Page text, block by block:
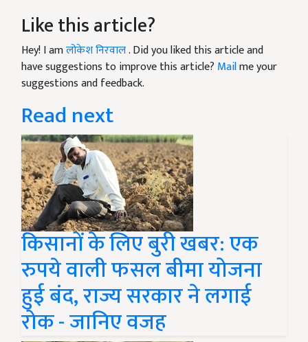
Like this article?
Hey! I amलोकेश निरवाल. Did you liked this article and
have suggestions to improve this article? Mailme your
suggestions and feedback.
Read next
किसानों के लिए बुरी खबर: एक
रुपये वाली फसल बीमा योजना
हुई बंद, राज्य सरकार ने लगाई
रोक - जानिए वजह